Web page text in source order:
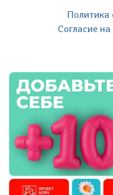
Политика
Согласие